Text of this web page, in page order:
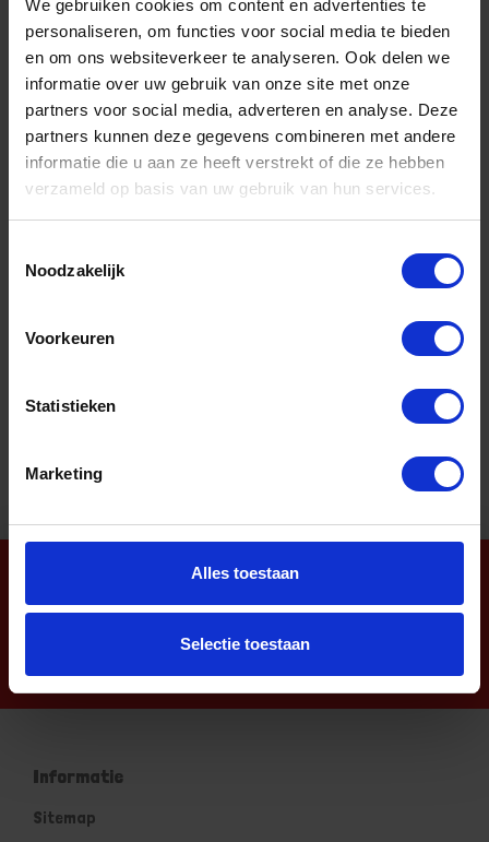
We gebruiken cookies om content en advertenties te
personaliseren, om functies voor social media te bieden
en om ons websiteverkeer te analyseren. Ook delen we
informatie over uw gebruik van onze site met onze
partners voor social media, adverteren en analyse. Deze
partners kunnen deze gegevens combineren met andere
informatie die u aan ze heeft verstrekt of die ze hebben
verzameld op basis van uw gebruik van hun services.
Noodzakelijk
Voorkeuren
Statistieken
Marketing
Alles toestaan
Selectie toestaan
Niet op voorraad, levertijd 1 tot meerdere werkdagen
Gtin: 4010886831373
Artikelnummer merk: 1640852
€ 8,41 incl. BTW
Prijs per 1 Stuk
Aantal producten tonen
Informatie
Sitemap